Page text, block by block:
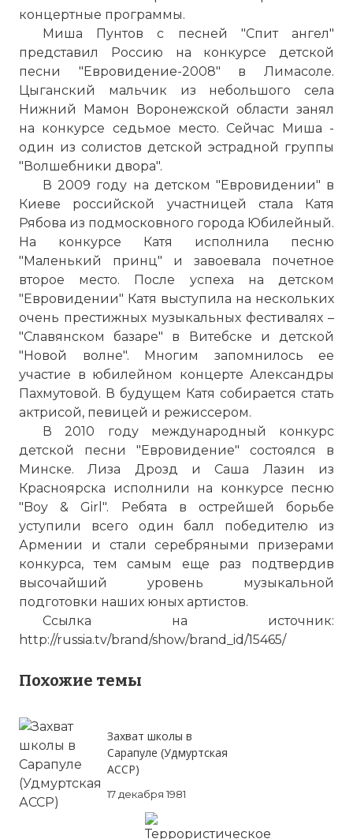
концертные программы.
Миша Пунтов с песней "Спит ангел"
представил Россию на конкурсе детской
песни "Евровидение-2008" в Лимасоле.
Цыганский мальчик из небольшого села
Нижний Мамон Воронежской области занял
на конкурсе седьмое место. Сейчас Миша -
один из солистов детской эстрадной группы
"Волшебники двора".
В 2009 году на детском "Евровидении" в
Киеве российской участницей стала Катя
Рябова из подмосковного города Юбилейный.
На конкурсе Катя исполнила песню
"Маленький принц" и завоевала почетное
второе место. После успеха на детском
"Евровидении" Катя выступила на нескольких
очень престижных музыкальных фестивалях –
"Славянском базаре" в Витебске и детской
"Новой волне". Многим запомнилось ее
участие в юбилейном концерте Александры
Пахмутовой. В будущем Катя собирается стать
актрисой, певицей и режиссером.
В 2010 году международный конкурс
детской песни "Евровидение" состоялся в
Минске. Лиза Дрозд и Саша Лазин из
Красноярска исполнили на конкурсе песню
"Boy & Girl". Ребята в острейшей борьбе
уступили всего один балл победителю из
Армении и стали серебряными призерами
конкурса, тем самым еще раз подтвердив
высочайший уровень музыкальной
подготовки наших юных артистов.
Ссылка на источник:
http://russia.tv/brand/show/brand_id/15465/
Похожие темы
Захват школы в
Сарапуле (Удмуртская
АССР)
17 декабря 1981